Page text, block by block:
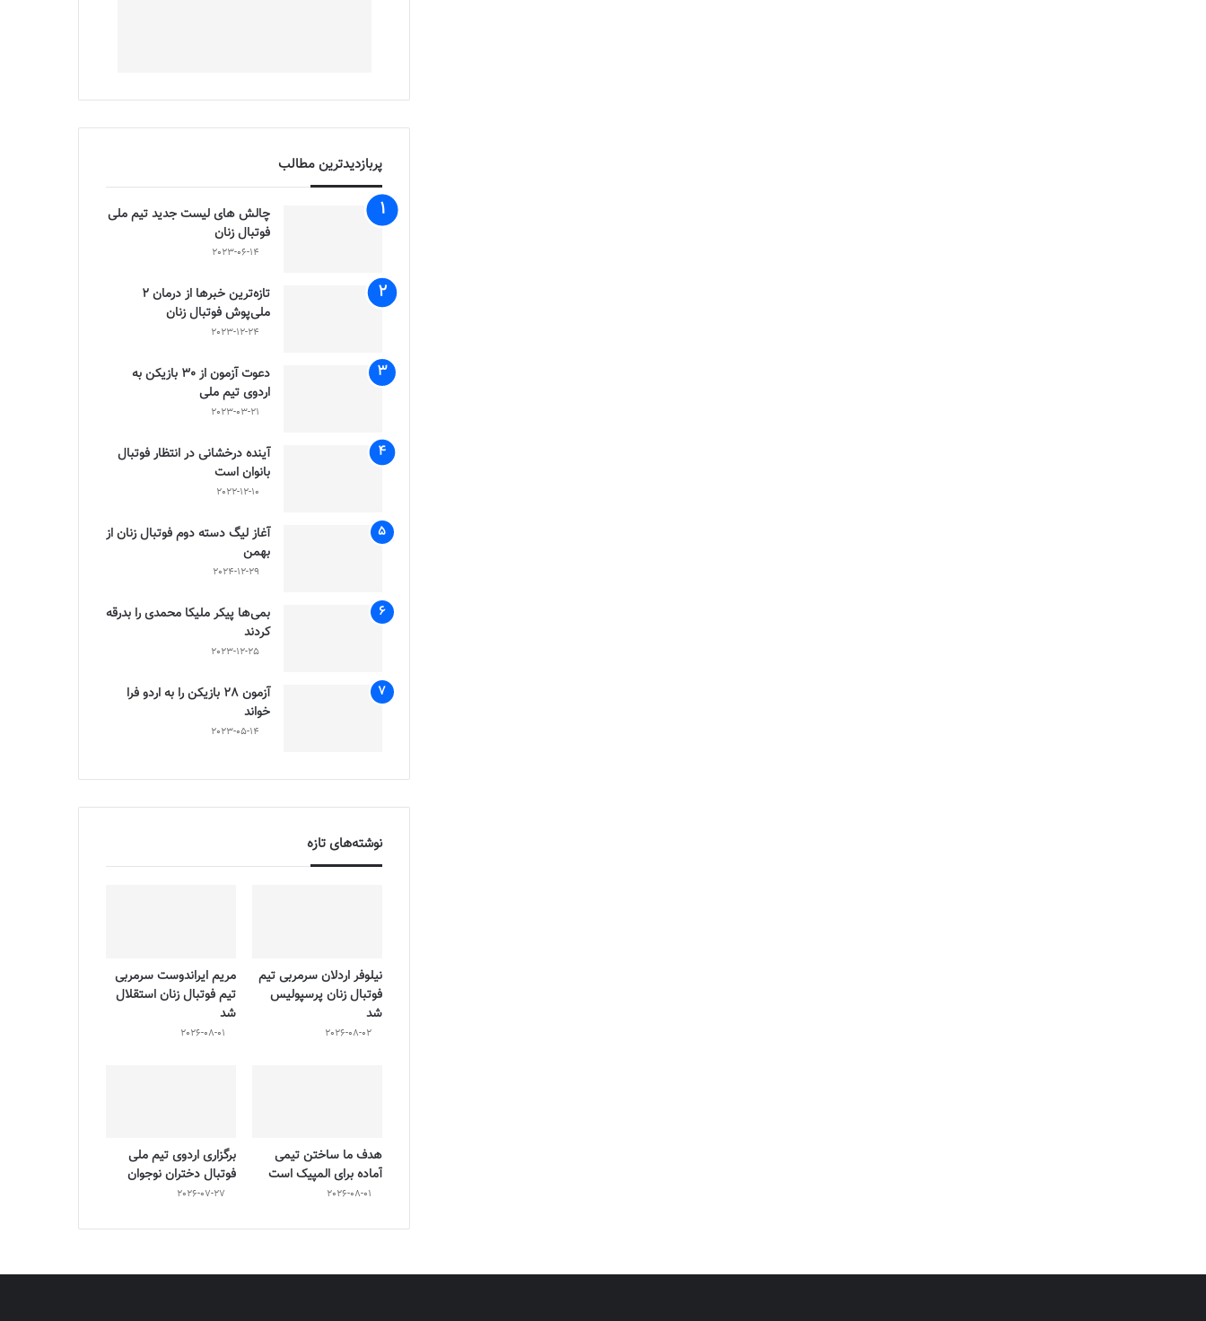
پربازدیدترین مطالب
چالش هاى ليست جدید تيم ملى
فوتبال زنان
2023-06-14
تازه‌ترین خبرها از درمان ۲
ملی‌پوش فوتبال زنان
2023-12-24
دعوت آزمون از 30 بازیکن به
اردوی تیم ملی
2023-03-21
آینده درخشانی در انتظار فوتبال
بانوان است
2022-12-10
آغاز لیگ دسته دوم فوتبال زنان از
بهمن
2024-12-29
بمی‌ها پیکر ملیکا محمدی را بدرقه
کردند
2023-12-25
آزمون 28 بازیکن را به اردو فرا
خواند
2023-05-14
نوشته‌های تازه
نیلوفر اردلان سرمربی تیم
فوتبال زنان پرسپولیس
شد
2026-08-02
مریم ایراندوست سرمربی
تیم فوتبال زنان استقلال
شد
2026-08-01
هدف ما ساختن تیمی
آماده برای المپیک است
2026-08-01
برگزاری اردوی تیم ملی
فوتبال دختران نوجوان
2026-07-27